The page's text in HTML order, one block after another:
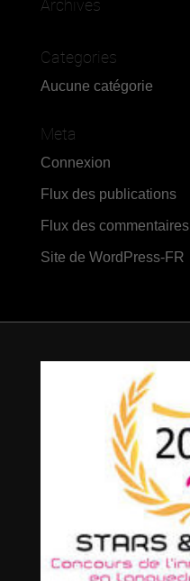
Archives
Categories
Aucune catégorie
Meta
Connexion
Flux des publications
Flux des commentaires
Site de WordPress-FR